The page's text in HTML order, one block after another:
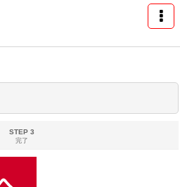
STEP 3
完了